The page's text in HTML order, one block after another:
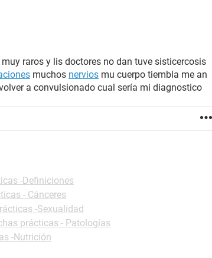
raros y lis doctores no dan tuve sisticercosis
muchos nervios mu cuerpo tiembla me an
a convulsionado cual sería mi diagnostico
-Definiciones
- Cánceres
-Sexualidad
prácticas - Patologías
-Nutrición